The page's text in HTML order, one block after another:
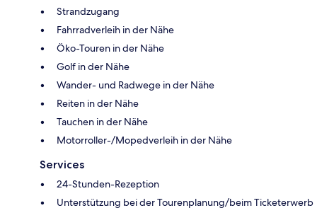
Strandzugang
Fahrradverleih in der Nähe
Öko-Touren in der Nähe
Golf in der Nähe
Wander- und Radwege in der Nähe
Reiten in der Nähe
Tauchen in der Nähe
Motorroller-/Mopedverleih in der Nähe
Services
24-Stunden-Rezeption
Unterstützung bei der Tourenplanung/beim Ticketerwerb